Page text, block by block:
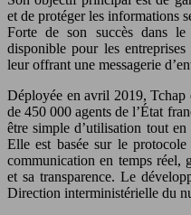
et de protéger les informations
Forte de son succès dans
disponible pour les
leur offrant une messagerie
Déployée en avril 2019, Tchap
de 450 000 agents de l’État
être simple d’utilisation tout
Elle est basée sur le
communication en temps réel,
et sa transparence. Le
Direction interministérielle du